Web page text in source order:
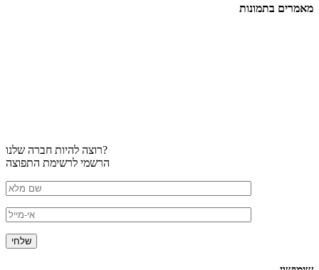
מאמרים בתמונות
רוצה להיות חברה שלנו?
הרשמי לרשימת התפוצה